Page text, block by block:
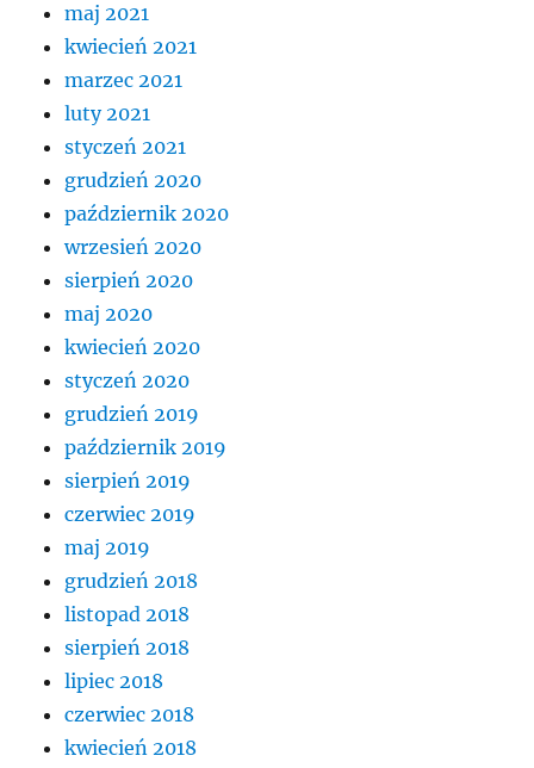
maj 2021
kwiecień 2021
marzec 2021
luty 2021
styczeń 2021
grudzień 2020
październik 2020
wrzesień 2020
sierpień 2020
maj 2020
kwiecień 2020
styczeń 2020
grudzień 2019
październik 2019
sierpień 2019
czerwiec 2019
maj 2019
grudzień 2018
listopad 2018
sierpień 2018
lipiec 2018
czerwiec 2018
kwiecień 2018